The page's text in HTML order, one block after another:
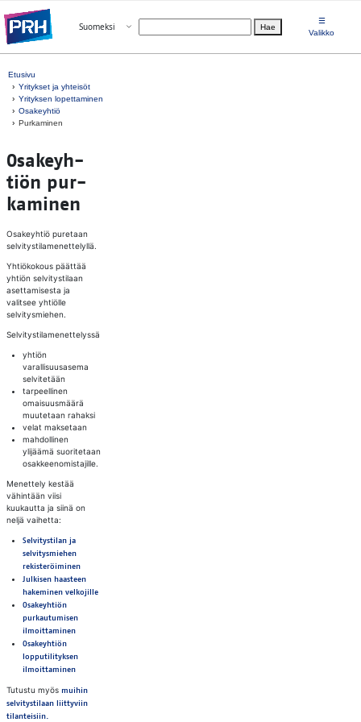
Valitse kieli
Suomeksi Avaa valikko Hae
☰
Valikko
Etusivu
Yritykset ja yhteisöt
Yrityksen lopettaminen
Osakeyhtiö
Purkaminen
Osa­keyh­
tiön pur­
ka­mi­nen
Osakeyhtiö puretaan
selvitystilamenettelyllä.
Yhtiökokous päättää
yhtiön selvitystilaan
asettamisesta ja
valitsee yhtiölle
selvitysmiehen.
Selvitystilamenettelyssä
yhtiön
varallisuusasema
selvitetään
tarpeellinen
omaisuusmäärä
muutetaan rahaksi
velat maksetaan
mahdollinen
ylijäämä suoritetaan
osakkeenomistajille.
Menettely kestää
vähintään viisi
kuukautta ja siinä on
neljä vaihetta:
Selvitystilan ja
selvitysmiehen
rekisteröiminen
Julkisen haasteen
hakeminen velkojille
Osakeyhtiön
purkautumisen
ilmoittaminen
Osakeyhtiön
lopputilityksen
ilmoittaminen
Tutustu myös muihin
selvitystilaan liittyviin
tilanteisiin.